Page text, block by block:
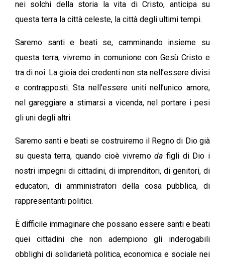
nei solchi della storia la vita di Cristo, anticipa su
questa terra la città celeste, la città degli ultimi tempi.
Saremo santi e beati se, camminando insieme su
questa terra, vivremo in comunione con Gesù Cristo e
tra di noi. La gioia dei credenti non sta nell’essere divisi
e contrapposti. Sta nell’essere uniti nell’unico amore,
nel gareggiare a stimarsi a vicenda, nel portare i pesi
gli uni degli altri.
Saremo santi e beati se costruiremo il Regno di Dio già
su questa terra, quando cioè vivremoda figli di Dio i
nostri impegni di cittadini, di imprenditori, di genitori, di
educatori, di amministratori della cosa pubblica, di
rappresentanti politici.
È difficile immaginare che possano essere santi e beati
quei cittadini che non adempiono gli inderogabili
obblighi di solidarietà politica, economica e sociale nei